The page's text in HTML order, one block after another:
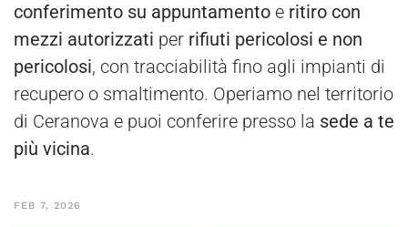
conferimento su appuntamento e ritiro con
mezzi autorizzati per rifiuti pericolosi e non
pericolosi, con tracciabilità fino agli impianti di
recupero o smaltimento. Operiamo nel territorio
di Ceranova e puoi conferire presso la sede a te
più vicina.
FEB 7, 2026